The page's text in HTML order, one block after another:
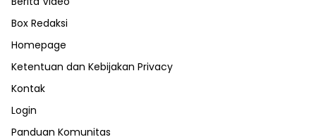
Box Redaksi
Homepage
Ketentuan dan Kebijakan Privacy
Kontak
Login
Panduan Komunitas